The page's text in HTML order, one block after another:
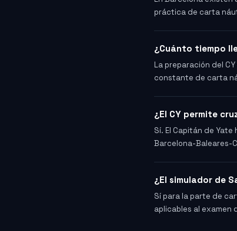
práctica de carta
¿Cuánto tiempo
La preparación del
constante de carta
¿El CY permite
Sí. El Capitán de
Barcelona-Baleares-
¿El simulador de
Sí para la parte de
aplicables al examen